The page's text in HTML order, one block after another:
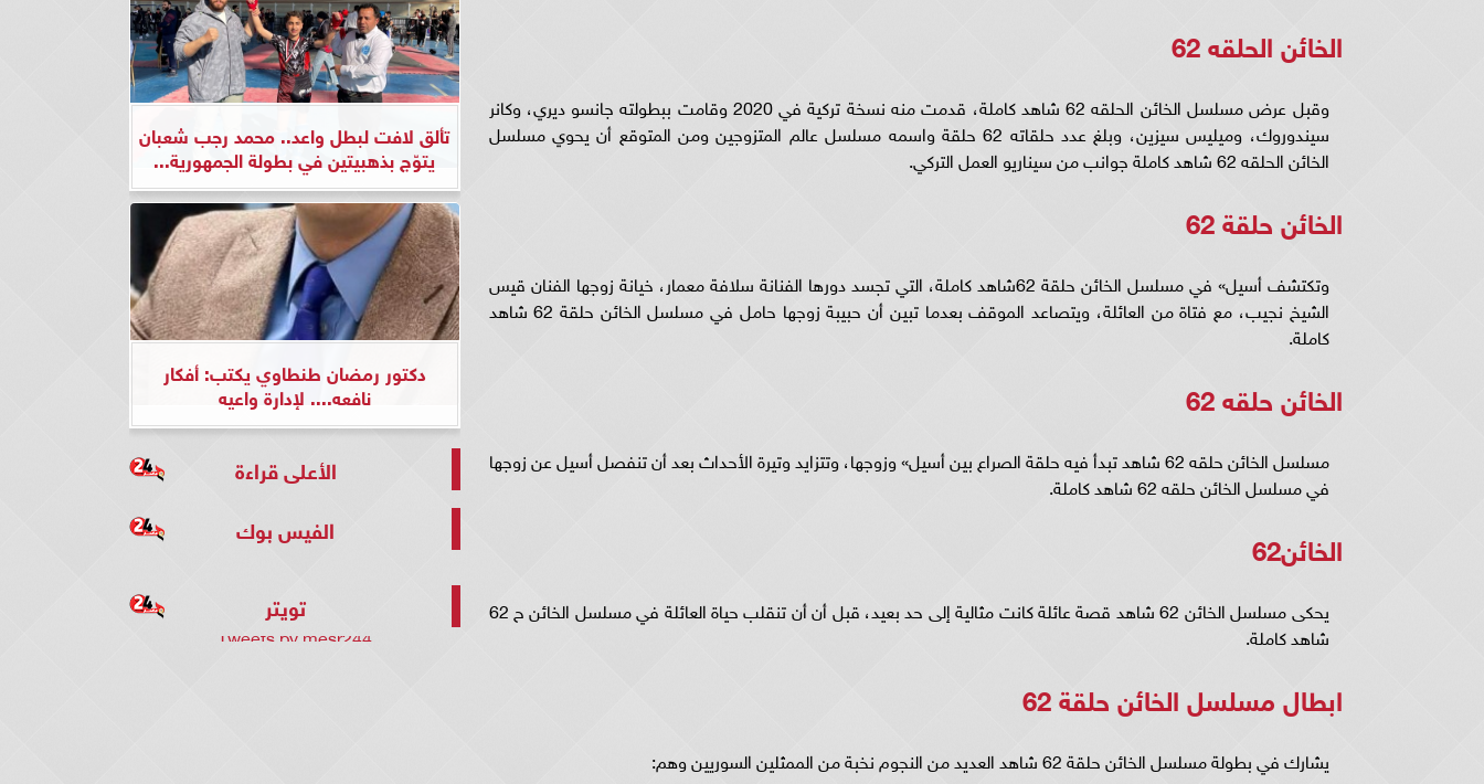
الخائن الحلقه 62
وقبل عرض مسلسل الخائن الحلقه 62 شاهد كاملة، قدمت منه نسخة تركية في 2020 وقامت ببطولته جانسو ديري، وكانر
سيندوروك، وميليس سيزين، وبلغ عدد حلقاته 62 حلقة واسمه مسلسل عالم المتزوجين ومن المتوقع أن يحوي مسلسل
الخائن الحلقه 62 شاهد كاملة جوانب من سيناريو العمل التركي.
الخائن حلقة 62
وتكتشف أسيل» في مسلسل الخائن حلقة 62شاهد كاملة، التي تجسد دورها الفنانة سلافة معمار، خيانة زوجها الفنان قيس
الشيخ نجيب، مع فتاة من العائلة، ويتصاعد الموقف بعدما تبين أن حبيبة زوجها حامل في مسلسل الخائن حلقة 62 شاهد
كاملة.
الخائن حلقه 62
مسلسل الخائن حلقه 62 شاهد تبدأ فيه حلقة الصراع بين أسيل» وزوجها، وتتزايد وتيرة الأحداث بعد أن تنفصل أسيل عن زوجها
في مسلسل الخائن حلقه 62 شاهد كاملة.
الخائن62
يحكى مسلسل الخائن 62 شاهد قصة عائلة كانت مثالية إلى حد بعيد، قبل أن أن تنقلب حياة العائلة في مسلسل الخائن ح 62
شاهد كاملة.
ابطال مسلسل الخائن حلقة 62
يشارك في بطولة مسلسل الخائن حلقة 62 شاهد العديد من النجوم نخبة من الممثلين السوريين وهم:
تألق لافت لبطل واعد.. محمد رجب شعبان
يتوّج بذهبيتين في بطولة الجمهورية...
دكتور رمضان طنطاوي يكتب: أفكار
نافعه.... لإدارة واعيه
الأعلى قراءة
الفيس بوك
تويتر
Tweets by mesr244